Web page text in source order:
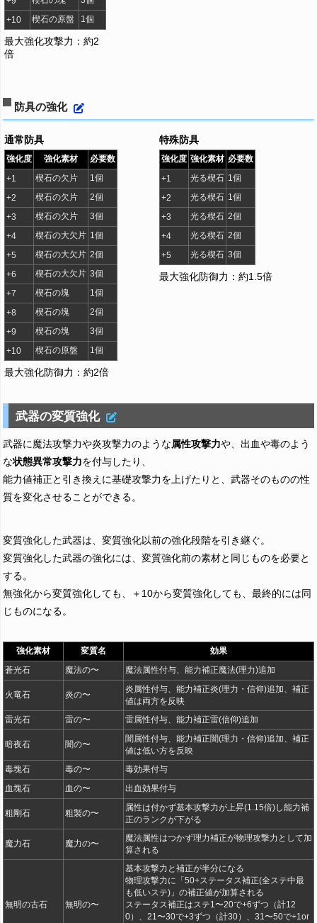
+10
楔石の原盤 1個
最大強化攻撃力：約2
倍
防具の強化
通常防具
強化度 強化素材
必要数
+1
楔石の欠片
1個
+2
楔石の欠片
2個
+3
楔石の欠片
3個
+4
楔石の大欠片 1個
+5
楔石の大欠片 2個
+6
楔石の大欠片 3個
+7
楔石の塊
1個
+8
楔石の塊
2個
+9
楔石の塊
3個
+10
楔石の原盤 1個
最大強化防御力：約2倍
特殊防具
強化度 強化素材 必要数
+1
光る楔石 1個
+2
光る楔石 1個
+3
光る楔石 2個
+4
光る楔石 2個
+5
光る楔石 3個
最大強化防御力：約1.5倍
武器の変質強化
武器に魔法攻撃力や炎攻撃力のような属性攻撃力や、出血や毒のよう
な状態異常攻撃力を付与したり、
能力値補正と引き換えに基礎攻撃力を上げたりと、武器そのものの性
質を変化させることができる。
変質強化した武器は、変質強化以前の強化段階を引き継ぐ。
変質強化した武器の強化には、変質強化前の素材と同じものを必要と
する。
無強化から変質強化しても、＋10から変質強化しても、最終的には同
じものになる。
強化素材 変質名
効果
蒼光石
魔法の〜 魔法属性付与、能力補正魔法(理力)追加
火竜石 炎の〜
炎属性付与、能力補正炎(理力・信仰)追加、補正
値は両方を反映
雷光石
雷の〜 雷属性付与、能力補正雷(信仰)追加
暗夜石 闇の〜
闇属性付与、能力補正闇(理力・信仰)追加、補正
値は低い方を反映
毒塊石
毒の〜
毒効果付与
血塊石
血の〜 出血効果付与
粗剛石 粗製の〜
属性は付かず基本攻撃力が上昇(1.15倍)し能力補
正のランクが下がる
魔力石 魔力の〜
魔法属性はつかず理力補正が物理攻撃力として加
算される
無明の古石 無明の〜
基本攻撃力と補正が半分になる
物理攻撃力に「50+ステータス補正(全ステ中最
も低いステ)」の補正値が加算される
ステータス補正はステ1〜20で+6ずつ（計12
0）、21〜30で+3ずつ（計30）、31〜50で+1or